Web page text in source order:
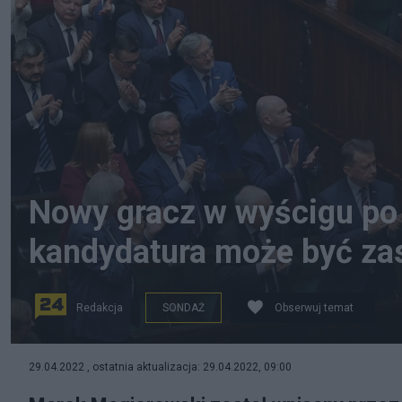
Morawieckiego - mówi dr Andrzej Anusz Fot. PAP/Piotr
Nowy gracz w wyścigu
kandydatura może być
Redakcja SONDAŻ Obserwuj temat
29.04.2022 , ostatnia aktualizacja: 29.04.2022, 09:00